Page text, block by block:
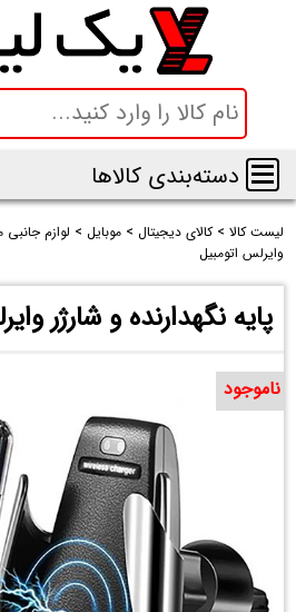
دسته‌بندی کالاها
لیست کالا >کالای دیجیتال >موبایل > لوازم جانبی
وایرلس اتومبیل
پایه نگهدارنده و شارژر
ناموجود